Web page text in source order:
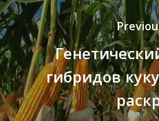
гибридов